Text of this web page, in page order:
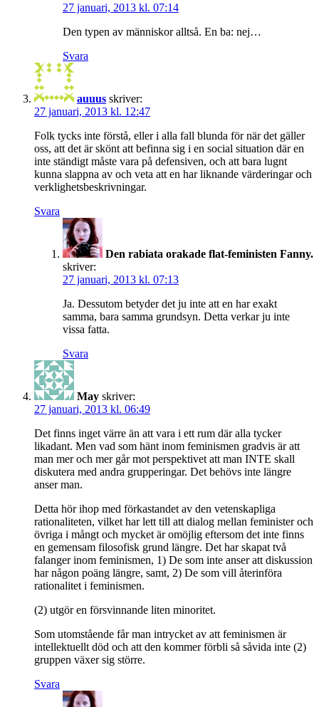
27 januari, 2013 kl. 07:14
Den typen av människor alltså. En ba: nej…
Svara
auuus skriver:
27 januari, 2013 kl. 12:47
Folk tycks inte förstå, eller i alla fall blunda för när det gäller
oss, att det är skönt att befinna sig i en social situation där en
inte ständigt måste vara på defensiven, och att bara lugnt
kunna slappna av och veta att en har liknande värderingar och
verklighetsbeskrivningar.
Svara
Den rabiata orakade flat-feministen Fanny.
skriver:
27 januari, 2013 kl. 07:13
Ja. Dessutom betyder det ju inte att en har exakt
samma, bara samma grundsyn. Detta verkar ju inte
vissa fatta.
Svara
May skriver:
27 januari, 2013 kl. 06:49
Det finns inget värre än att vara i ett rum där alla tycker
likadant. Men vad som hänt inom feminismen gradvis är att
man mer och mer går mot perspektivet att man INTE skall
diskutera med andra grupperingar. Det behövs inte längre
anser man.
Detta hör ihop med förkastandet av den vetenskapliga
rationaliteten, vilket har lett till att dialog mellan feminister och
övriga i mångt och mycket är omöjlig eftersom det inte finns
en gemensam filosofisk grund längre. Det har skapat två
falanger inom feminismen, 1) De som inte anser att diskussion
har någon poäng längre, samt, 2) De som vill återinföra
rationalitet i feminismen.
(2) utgör en försvinnande liten minoritet.
Som utomstående får man intrycket av att feminismen är
intellektuellt död och att den kommer förbli så såvida inte (2)
gruppen växer sig större.
Svara